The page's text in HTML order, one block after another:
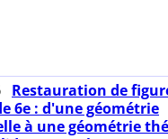
Restauration de
6e : d'une géométrie
à une géométrie